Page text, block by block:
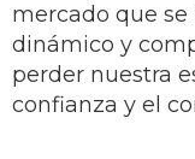
mercado que
dinámico y
perder nuestra
confianza y el